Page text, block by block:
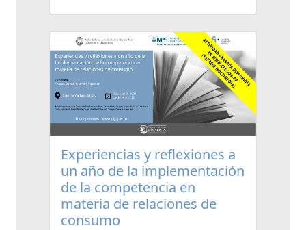
Experiencias y reflexiones a
un año de la implementación
de la competencia en
materia de relaciones de
consumo